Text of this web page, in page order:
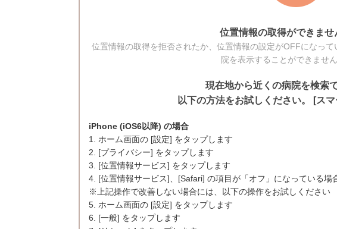
位置情報の取得ができませ
位置情報の取得を拒否されたか、位置情報の設定がOFFになっ
院を表示することができません
現在地から近くの病院を検索
以下の方法をお試しください。 [ス
iPhone (iOS6以降) の場合
1. ホーム画面の [設定] をタップします
2. [プライバシー] をタップします
3. [位置情報サービス] をタップします
4. [位置情報サービス]、[Safari] の項目が「オフ」になっている場
※上記操作で改善しない場合には、以下の操作をお試しください
5. ホーム画面の [設定] をタップします
6. [一般] をタップします